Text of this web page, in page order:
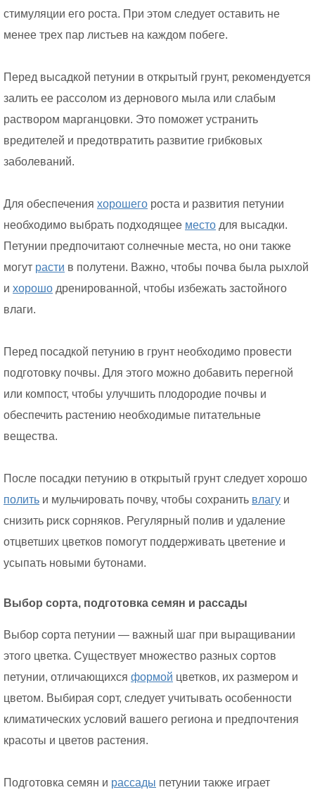
стимуляции его роста. При этом следует оставить не
менее трех пар листьев на каждом побеге.
Перед высадкой петунии в открытый грунт, рекомендуется
залить ее рассолом из дернового мыла или слабым
раствором марганцовки. Это поможет устранить
вредителей и предотвратить развитие грибковых
заболеваний.
Для обеспечения хорошего роста и развития петунии
необходимо выбрать подходящее место для высадки.
Петунии предпочитают солнечные места, но они также
могут расти в полутени. Важно, чтобы почва была рыхлой
и хорошо дренированной, чтобы избежать застойного
влаги.
Перед посадкой петунию в грунт необходимо провести
подготовку почвы. Для этого можно добавить перегной
или компост, чтобы улучшить плодородие почвы и
обеспечить растению необходимые питательные
вещества.
После посадки петунию в открытый грунт следует хорошо
полить и мульчировать почву, чтобы сохранить влагу и
снизить риск сорняков. Регулярный полив и удаление
отцветших цветков помогут поддерживать цветение и
усыпать новыми бутонами.
Выбор сорта, подготовка семян и рассады
Выбор сорта петунии — важный шаг при выращивании
этого цветка. Существует множество разных сортов
петунии, отличающихся формой цветков, их размером и
цветом. Выбирая сорт, следует учитывать особенности
климатических условий вашего региона и предпочтения
красоты и цветов растения.
Подготовка семян и рассады петунии также играет